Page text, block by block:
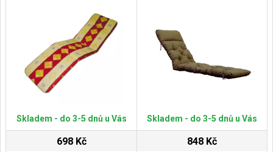
Skladem - do 3-5 dnů u Vás
698 Kč
Skladem - do 3-5 dnů u Vás
848 Kč